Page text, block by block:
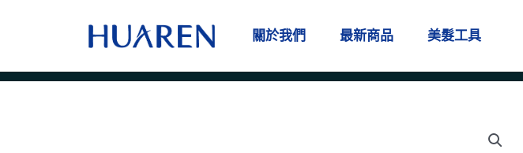
要
關於我們 最新商品 美髮工具